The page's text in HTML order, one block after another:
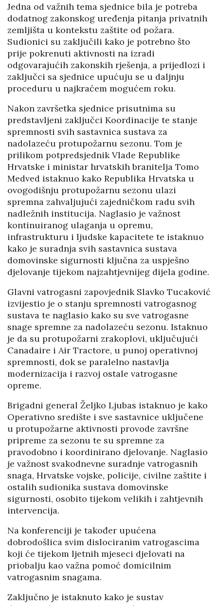
Jedna od važnih tema sjednice bila je potreba
dodatnog zakonskog uređenja pitanja privatnih
zemljišta u kontekstu zaštite od požara.
Sudionici su zaključili kako je potrebno što
prije pokrenuti aktivnosti na izradi
odgovarajućih zakonskih rješenja, a prijedlozi i
zaključci sa sjednice upućuju se u daljnju
proceduru u najkraćem mogućem roku.
Nakon završetka sjednice prisutnima su
predstavljeni zaključci Koordinacije te stanje
spremnosti svih sastavnica sustava za
nadolazeću protupožarnu sezonu. Tom je
prilikom potpredsjednik Vlade Republike
Hrvatske i ministar hrvatskih branitelja Tomo
Medved istaknuo kako Republika Hrvatska u
ovogodišnju protupožarnu sezonu ulazi
spremna zahvaljujući zajedničkom radu svih
nadležnih institucija. Naglasio je važnost
kontinuiranog ulaganja u opremu,
infrastrukturu i ljudske kapacitete te istaknuo
kako je suradnja svih sastavnica sustava
domovinske sigurnosti ključna za uspješno
djelovanje tijekom najzahtjevnijeg dijela godine.
Glavni vatrogasni zapovjednik Slavko Tucaković
izvijestio je o stanju spremnosti vatrogasnog
sustava te naglasio kako su sve vatrogasne
snage spremne za nadolazeću sezonu. Istaknuo
je da su protupožarni zrakoplovi, uključujući
Canadaire i Air Tractore, u punoj operativnoj
spremnosti, dok se paralelno nastavlja
modernizacija i razvoj ostale vatrogasne
opreme.
Brigadni general Željko Ljubas istaknuo je kako
Operativno središte i sve sastavnice uključene
u protupožarne aktivnosti provode završne
pripreme za sezonu te su spremne za
pravodobno i koordinirano djelovanje. Naglasio
je važnost svakodnevne suradnje vatrogasnih
snaga, Hrvatske vojske, policije, civilne zaštite i
ostalih sudionika sustava domovinske
sigurnosti, osobito tijekom velikih i zahtjevnih
intervencija.
Na konferenciji je također upućena
dobrodošlica svim dislociranim vatrogascima
koji će tijekom ljetnih mjeseci djelovati na
priobalju kao važna pomoć domicilnim
vatrogasnim snagama.
Zaključno je istaknuto kako je sustav